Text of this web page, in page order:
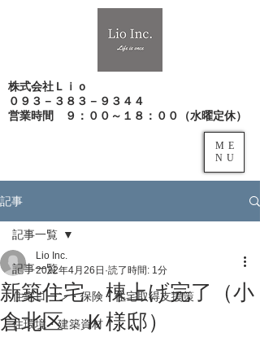
ME
NU
株式会社Ｌｉｏ
０９３－３８３－９３４４
​営業時間 ９：００～１８：００（水曜定休）
記事
記事一覧
住宅ローン・保険・住宅取得支援策
住環境・建築資材
記事一覧
新築住宅 棟上げ完了（小
倉北区 Ｋ様邸）
Lio Inc.
2022年4月26日 読了時間: 1分